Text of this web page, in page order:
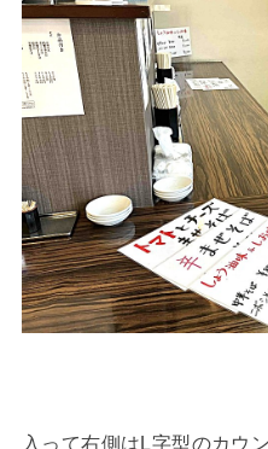
入って右側はL字型のカウ